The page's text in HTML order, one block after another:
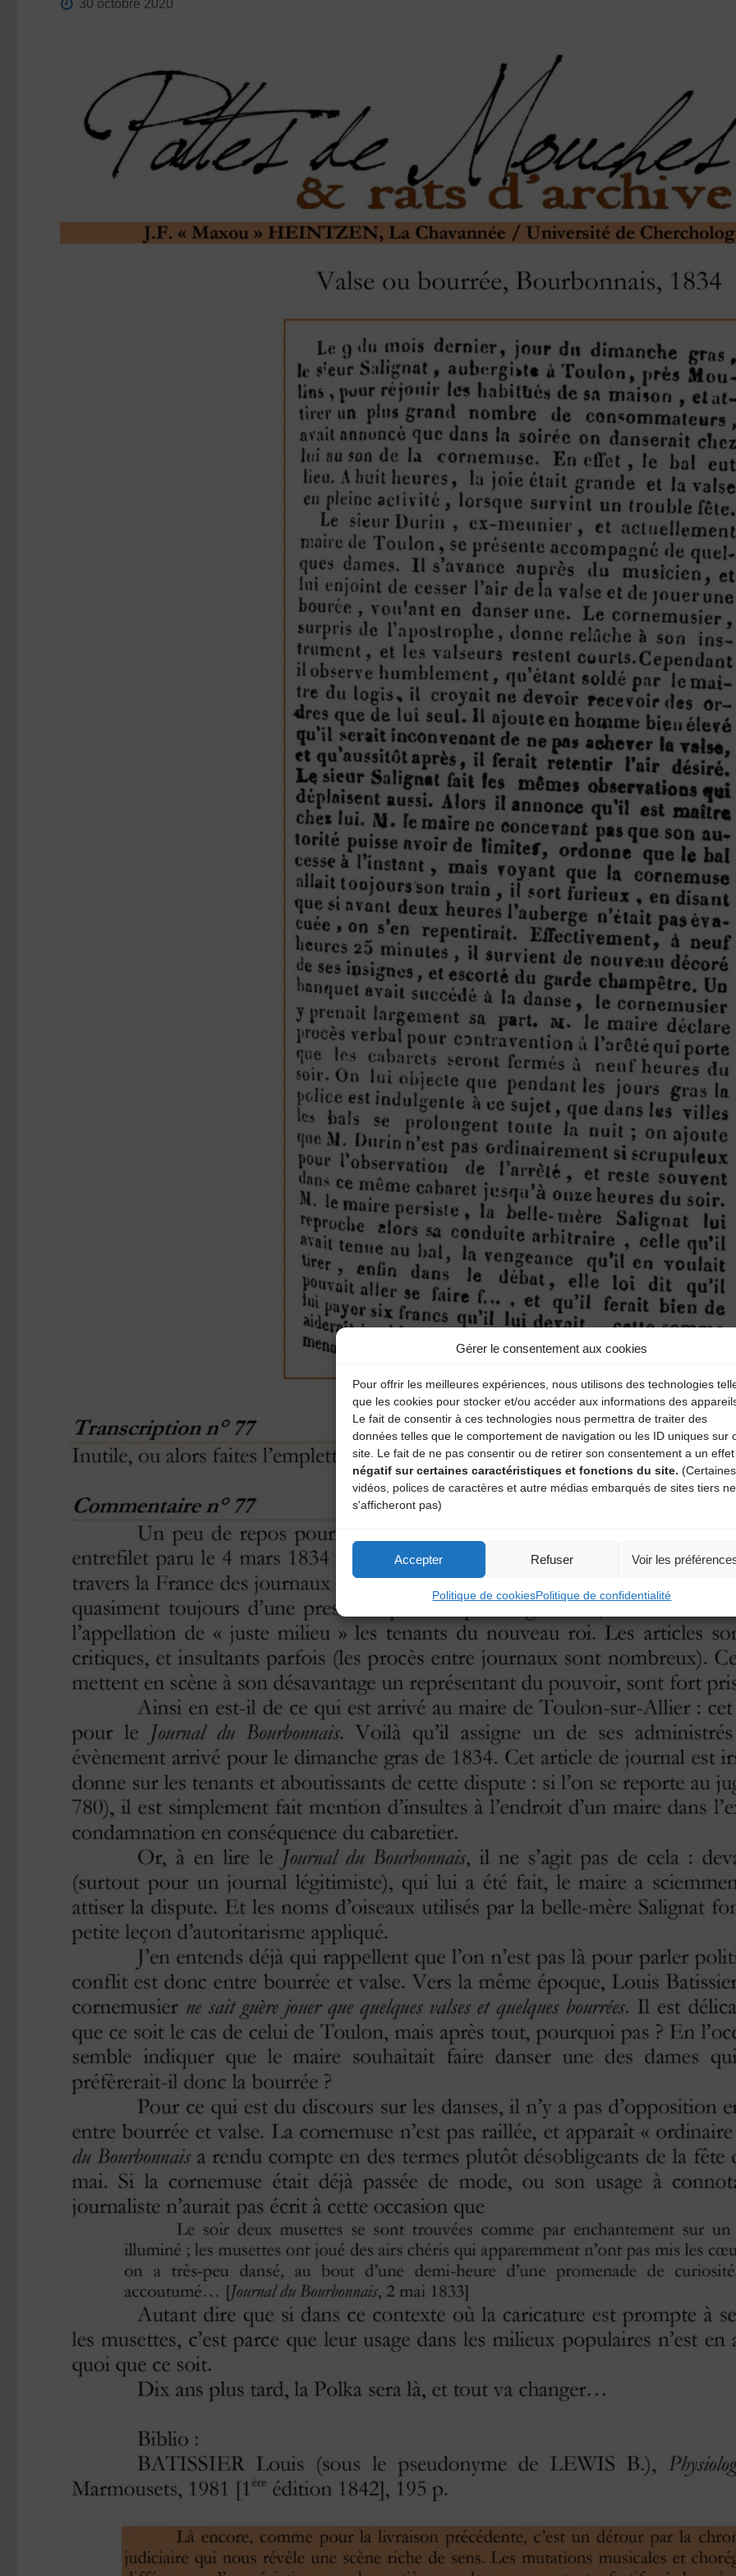
Gérer le consentement aux cookies
Pour offrir les meilleures expériences, nous utilisons des technologies
que les cookies pour stocker et/ou accéder aux informations des
Le fait de consentir à ces technologies nous permettra de traiter des
données telles que le comportement de navigation ou les ID uniques sur
site. Le fait de ne pas consentir ou de retirer son consentement a un effet
négatif sur certaines caractéristiques et fonctions du site. (Certaines
vidéos, polices de caractères et autre médias embarqués de sites tiers ne
s'afficheront pas)
Accepter Refuser Voir les
Politique de cookiesPolitique de confidentialité
30 octobre 2020